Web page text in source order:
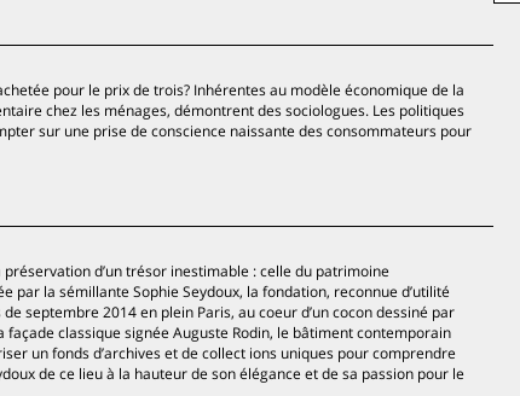
pour le prix de trois? Inhérentes au modèle économique de la
chez les ménages, démontrent des sociologues. Les politiques
sur une prise de conscience naissante des consommateurs pour
d’un trésor inestimable : celle du patrimoine
la sémillante Sophie Seydoux, la fondation, reconnue d’utilité
septembre 2014 en plein Paris, au coeur d’un cocon dessiné par
classique signée Auguste Rodin, le bâtiment contemporain
un fonds d’archives et de collect ions uniques pour comprendre
de ce lieu à la hauteur de son élégance et de sa passion pour le